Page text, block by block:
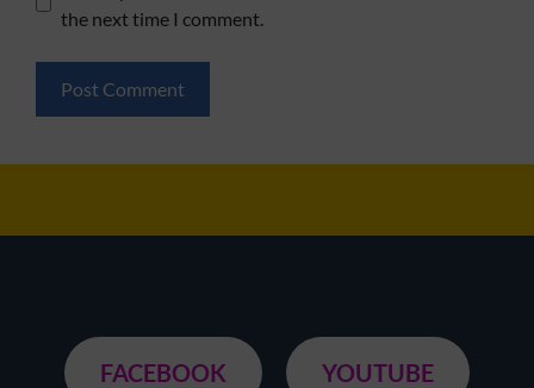
the next time I comment.
FACEBOOK YOUTUBE